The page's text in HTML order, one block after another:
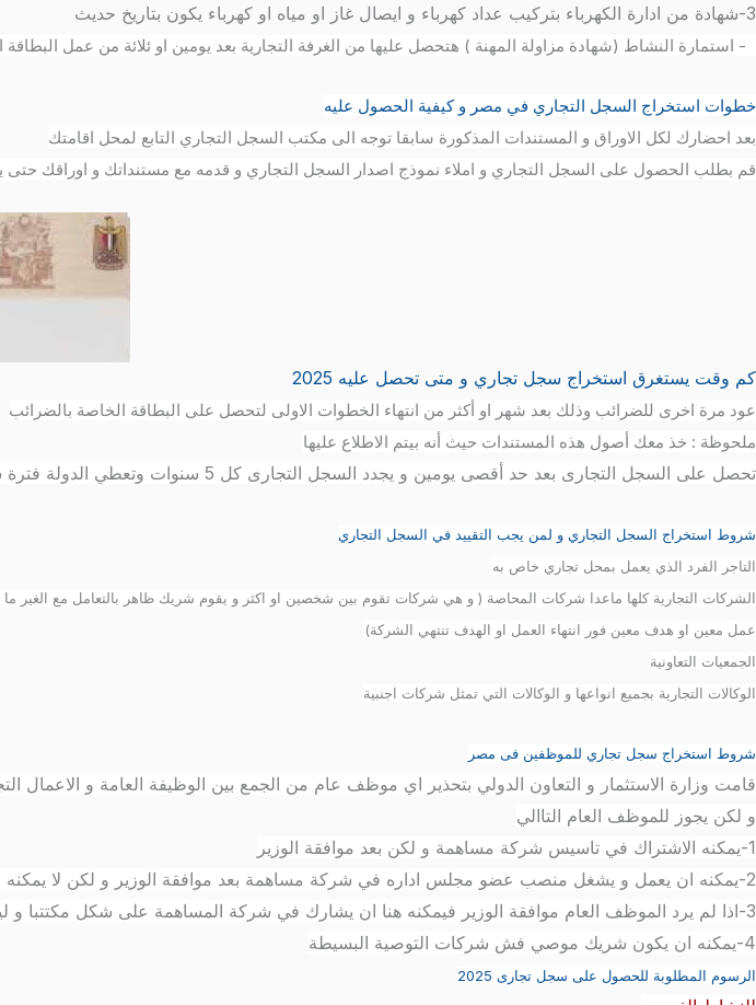
3-شهادة من ادارة الكهرباء بتركيب عداد كهرباء و ايصال غاز او مياه او كهرباء يكون بتاريخ حديث
استمارة النشاط (شهادة مزاولة المهنة ) هتحصل عليها من الغرفة التجارية بعد يومين او ئلائة من عمل البطاقة
خطوات استخراج السجل التجاري في مصر و كيفية الحصول عليه
بعد احضارك لكل الاوراق و المستندات المذكورة سابقا توجه الى مكتب السجل التجاري التابع لمحل اقامتك
قم بطلب الحصول على السجل التجاري و املاء نموذج اصدار السجل التجاري و قدمه مع مستنداتك و اوراقك حتى
كم وقت يستغرق استخراج سجل تجاري و متى تحصل عليه 2025
عود مرة اخرى للضرائب وذلك بعد شهر او أكثر من انتهاء الخطوات الاولى لتحصل على البطاقة الخاصة بالضرائب
ملحوظة : خذ معك أصول هذه المستندات حيث أنه بيتم الاطلاع عليها
تحصل على السجل التجارى بعد حد أقصى يومين و يجدد السجل التجارى كل 5 سنوات وتعطي الدولة فترة سماح 90 يوم ويجب مراعاة التجديد قبل انتهاء هذه الفترة
شروط استخراج السجل التجاري و لمن يجب التقييد في السجل التجاري
التاجر الفرد الذي يعمل بمحل تجاري خاص به
الشركات التجارية كلها ماعدا شركات المحاصة ( و هي شركات تقوم بين شخصين او اكثر و يقوم شريك ظاهر بالتعامل مع الغير
عمل معين او هدف معين فور انتهاء العمل او الهدف تنتهي الشركة)
الجمعيات التعاونية
الوكالات التجارية بجميع انواعها و الوكالات التي تمثل شركات اجنبية
شروط استخراج سجل تجاري للموظفين فى مصر
قامت وزارة الاستثمار و التعاون الدولي بتحذير اي موظف عام من الجمع بين الوظيفة العامة و الاعمال
و لكن يجوز للموظف العام التاالي
1-يمكنه الاشتراك في تاسيس شركة مساهمة و لكن بعد موافقة الوزير
2-يمكنه ان يعمل و يشغل منصب عضو مجلس اداره في شركة مساهمة بعد موافقة الوزير و لكن لا يمكنه ان يشغل منصب رئيس مجلس الادارة او العضو المنتدب في هذه الشركة
3-اذا لم يرد الموظف العام موافقة الوزير فيمكنه هنا ان يشارك في شركة المساهمة على شكل مكتتبا و ليس مؤسسا
4-يمكنه ان يكون شريك موصي فش شركات التوصية البسيطة
الرسوم المطلوبة للحصول على سجل تجارى 2025